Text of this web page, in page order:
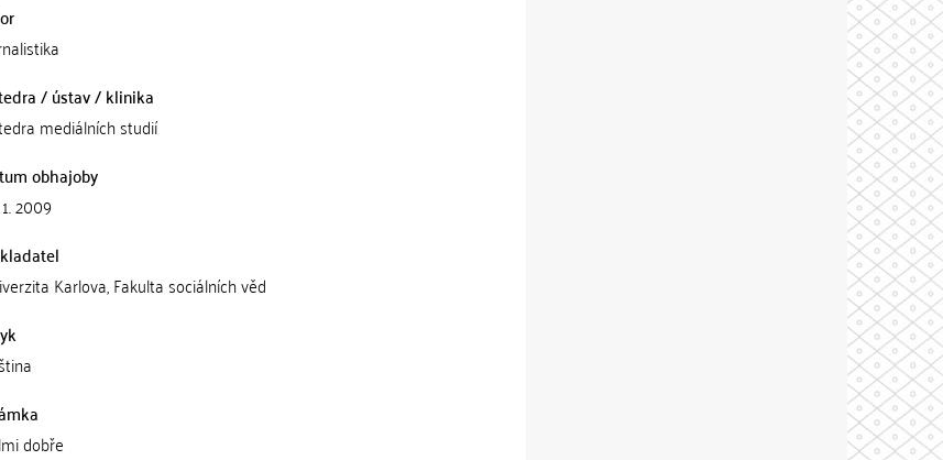
/ ústav / klinika
mediálních studií
obhajoby
2009
Karlova, Fakulta sociálních věd
dobře